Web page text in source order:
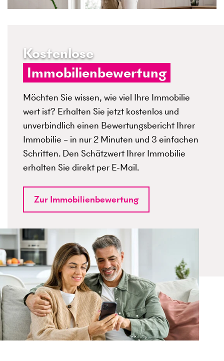
Kostenlose
Immobilienbewertung
Möchten Sie wissen, wie viel Ihre Immobilie
wert ist? Erhalten Sie jetzt kostenlos und
unverbindlich einen Bewertungsbericht Ihrer
Immobilie – in nur 2 Minuten und 3 einfachen
Schritten. Den Schätzwert Ihrer Immobilie
erhalten Sie direkt per E-Mail.
Zur Immobilienbewertung